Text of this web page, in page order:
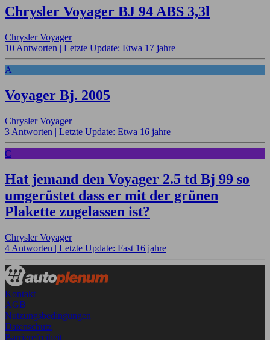
Chrysler Voyager BJ 94 ABS 3,3l
Chrysler Voyager
10 Antworten | Letzte Update: Etwa 17 jahre
A
Voyager Bj. 2005
Chrysler Voyager
3 Antworten | Letzte Update: Etwa 16 jahre
C
Hat jemand den Voyager 2.5 td Bj 99 so
umgerüstet dass er mit der grünen
Plakette zugelassen ist?
Chrysler Voyager
4 Antworten | Letzte Update: Fast 16 jahre
Kontakt
AGB
Nutzungsbedingungen
Datenschutz
Barrierefreiheit